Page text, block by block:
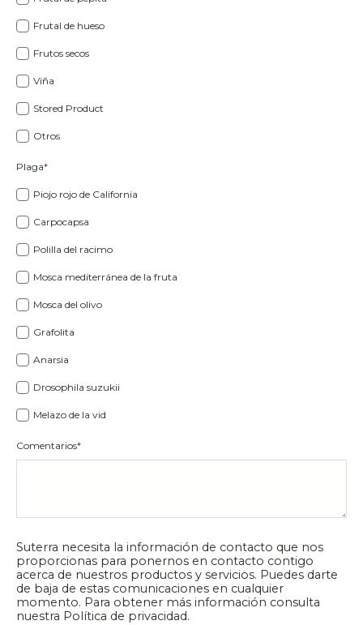
Frutal de hueso
Frutos secos
Viña
Stored Product
Otros
Plaga*
Piojo rojo de California
Carpocapsa
Polilla del racimo
Mosca mediterránea de la fruta
Mosca del olivo
Grafolita
Anarsia
Drosophila suzukii
Melazo de la vid
Comentarios*
Suterra necesita la información de contacto que nos
proporcionas para ponernos en contacto contigo
acerca de nuestros productos y servicios. Puedes darte
de baja de estas comunicaciones en cualquier
momento. Para obtener más información consulta
nuestra Política de privacidad.